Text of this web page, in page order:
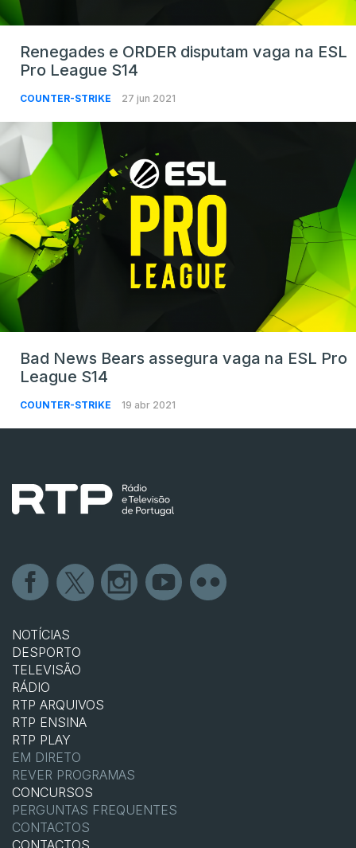
Renegades e ORDER disputam vaga na ESL
Pro League S14
COUNTER-STRIKE 27 jun 2021
Bad News Bears assegura vaga na ESL Pro
League S14
COUNTER-STRIKE 19 abr 2021
NOTÍCIAS
DESPORTO
TELEVISÃO
RÁDIO
RTP ARQUIVOS
RTP ENSINA
RTP PLAY
EM DIRETO
REVER PROGRAMAS
CONCURSOS
PERGUNTAS FREQUENTES
CONTACTOS